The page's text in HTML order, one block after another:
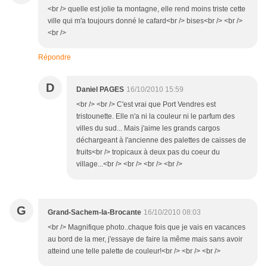
<br /> quelle est jolie ta montagne, elle rend moins triste cette
ville qui m'a toujours donné le cafard<br /> bises<br /> <br />
<br />
Répondre
D Daniel PAGES 16/10/2010 15:59
<br /> <br /> C'est vrai que Port Vendres est
tristounette. Elle n'a ni la couleur ni le parfum des
villes du sud... Mais j'aime les grands cargos
déchargeant à l'ancienne des palettes de caisses de
fruits<br /> tropicaux à deux pas du coeur du
village...<br /> <br /> <br /> <br />
G Grand-Sachem-la-Brocante 16/10/2010 08:03
<br /> Magnifique photo..chaque fois que je vais en vacances
au bord de la mer, j'essaye de faire la même mais sans avoir
atteind une telle palette de couleur!<br /> <br /> <br />